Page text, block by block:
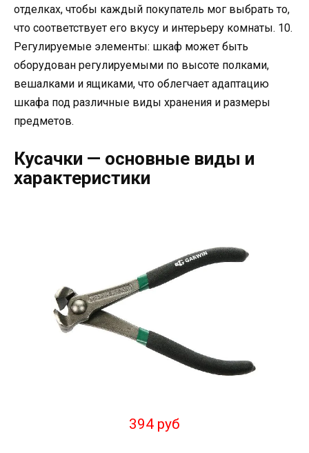
отделках, чтобы каждый покупатель мог выбрать то,
что соответствует его вкусу и интерьеру комнаты. 10.
Регулируемые элементы: шкаф может быть
оборудован регулируемыми по высоте полками,
вешалками и ящиками, что облегчает адаптацию
шкафа под различные виды хранения и размеры
предметов.
Кусачки — основные виды и
характеристики
394 руб